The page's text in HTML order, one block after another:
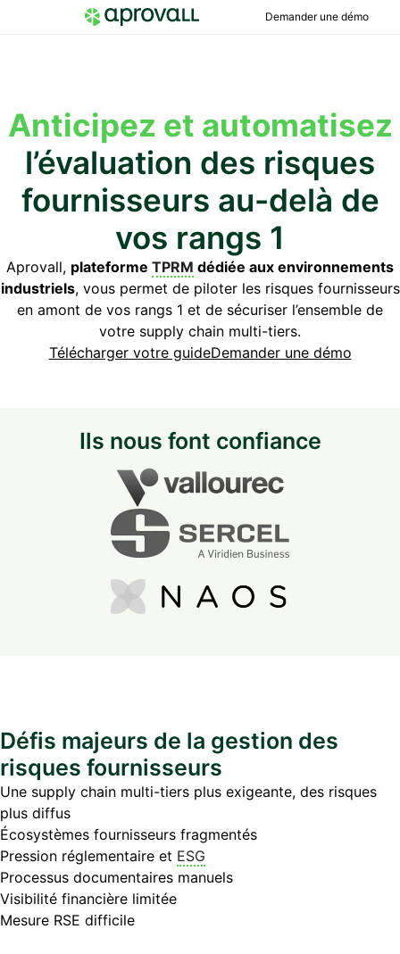
Demander une démo
Anticipez et automatisez
l’évaluation des risques
fournisseurs au-delà de
vos rangs 1
Aprovall, plateforme TPRM dédiée aux environnements
industriels, vous permet de piloter les risques fournisseurs
en amont de vos rangs 1 et de sécuriser l’ensemble de
votre supply chain multi-tiers.
Télécharger votre guideDemander une démo
Ils nous font confiance
Défis majeurs de la gestion des
risques fournisseurs
Une supply chain multi-tiers plus exigeante, des risques
plus diffus
Écosystèmes fournisseurs fragmentés
Pression réglementaire et ESG
Processus documentaires manuels
Visibilité financière limitée
Mesure RSE difficile